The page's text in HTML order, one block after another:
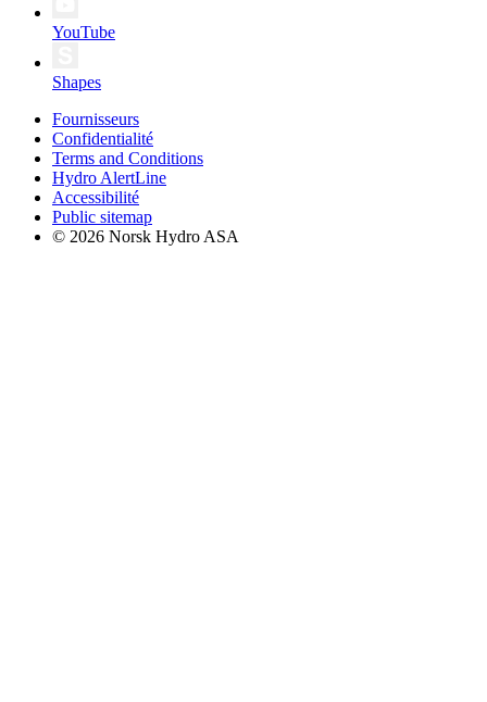
YouTube
Shapes
Fournisseurs
Confidentialité
Terms and Conditions
Hydro AlertLine
Accessibilité
Public sitemap
© 2026 Norsk Hydro ASA